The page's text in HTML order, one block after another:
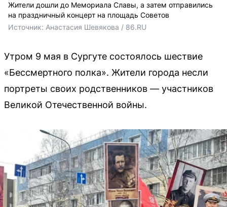
Жители дошли до Мемориала Славы, а затем отправились
на праздничный концерт на площадь Советов
Источник: Анастасия Шевякова / 86.RU
Утром 9 мая в Сургуте состоялось шествие
«Бессмертного полка». Жители города несли
портреты своих родственников — участников
Великой Отечественной войны.